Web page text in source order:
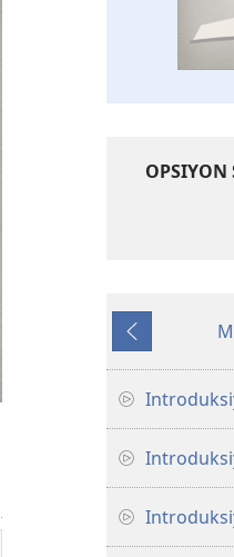
OPSIYON
Nauna